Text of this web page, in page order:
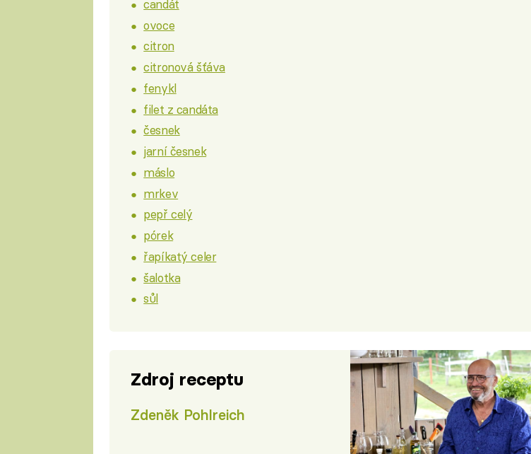
candát
ovoce
citron
citronová šťáva
fenykl
filet z candáta
česnek
jarní česnek
máslo
mrkev
pepř celý
pórek
řapíkatý celer
šalotka
sůl
Zdroj receptu
Zdeněk Pohlreich